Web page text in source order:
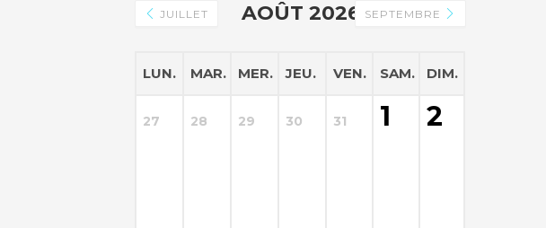
JUILLET AOÛT 2026 SEPTEMBRE
LUN. MAR. MER. JEU. VEN. SAM. DIM.
27 28 29 30 31 1 2